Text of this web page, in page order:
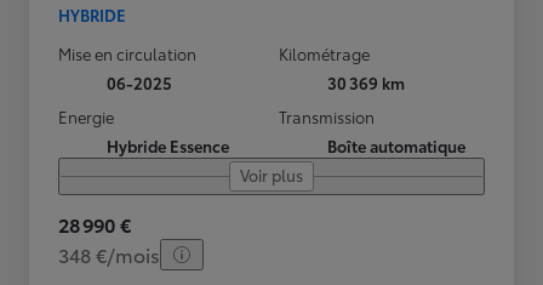
HYBRIDE
Mise en circulation
06-2025
Kilométrage
30 369 km
Energie
Hybride Essence
Transmission
Boîte automatique
Voir plus
28 990 €
348 €/mois